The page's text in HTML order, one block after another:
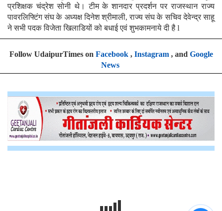
प्रशिक्षक चंद्रेश सोनी थे। टीम के शानदार प्रदर्शन पर राजस्थान राज्य
पावरलिफ्टिंग संघ के अध्यक्ष दिनेश श्रीमाली, राज्य संघ के सचिव देवेन्द्र साहू
ने सभी पदक विजेता खिलाडियों को बधाई एवं शुभकामनाये दी है l
Follow UdaipurTimes on Facebook, Instagram, and Google
News